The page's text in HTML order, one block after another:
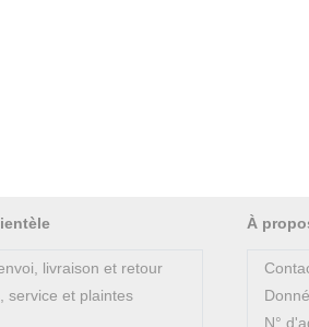
livraison et retour
service et plaintes
À
N°